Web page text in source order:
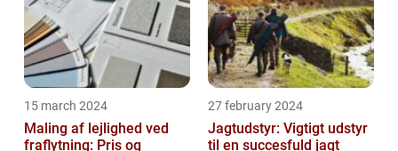
15 march 2024
Maling af lejlighed ved
fraflytning: Pris og
27 february 2024
Jagtudstyr: Vigtigt udstyr
til en succesfuld jagt